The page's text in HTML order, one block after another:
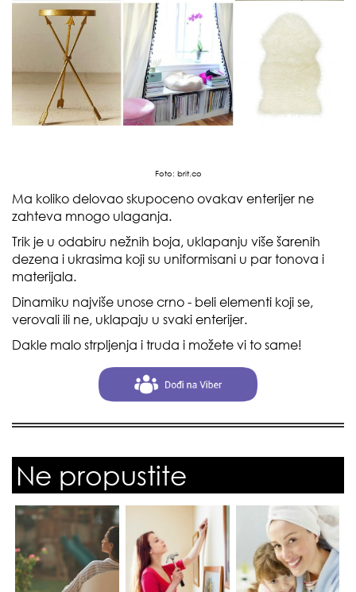
Foto: brit.co
Ma koliko delovao skupoceno ovakav enterijer ne
zahteva mnogo ulaganja.
Trik je u odabiru nežnih boja, uklapanju više šarenih
dezena i ukrasima koji su uniformisani u par tonova i
materijala.
Dinamiku najviše unose crno - beli elementi koji se,
verovali ili ne, uklapaju u svaki enterijer.
Dakle malo strpljenja i truda i možete vi to same!
Ne propustite